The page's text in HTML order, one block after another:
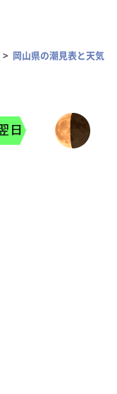
岡山県の潮見表と天気